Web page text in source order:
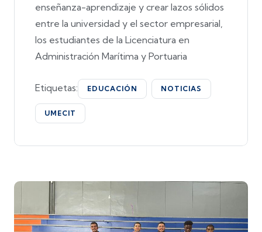
enseñanza-aprendizaje y crear lazos sólidos
entre la universidad y el sector empresarial,
los estudiantes de la Licenciatura en
Administración Marítima y Portuaria
Etiquetas: EDUCACIÓN NOTICIAS
UMECIT